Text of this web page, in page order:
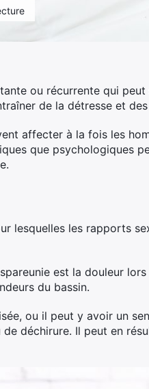
ou récurrente qui
de la détresse et
affecter à la fois les
que psychologiques
lesquelles les rapports
est la douleur
du bassin.
ou il peut y avoir un
déchirure. Il peut en